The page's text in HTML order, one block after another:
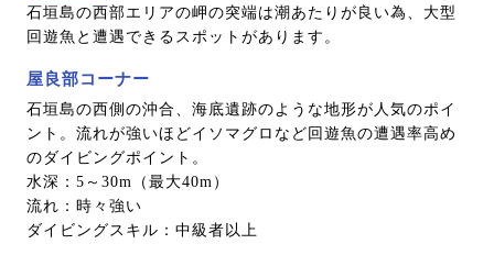
石垣島の西部エリアの岬の突端は潮あたりが良い為、大型
回遊魚と遭遇できるスポットがあります。
屋良部コーナー
石垣島の西側の沖合、海底遺跡のような地形が人気のポイ
ント。流れが強いほどイソマグロなど回遊魚の遭遇率高め
のダイビングポイント。
水深：5～30m（最大40m）
流れ：時々強い
ダイビングスキル：中級者以上